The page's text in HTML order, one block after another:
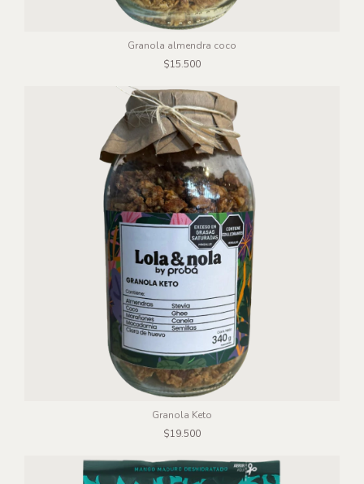
Granola almendra coco
$15.500
Granola Keto
$19.500